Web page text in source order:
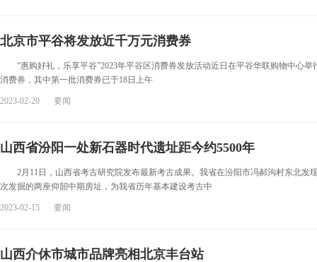
北京市平谷将发放近千万元消费券
“惠购好礼，乐享平谷”2023年平谷区消费券发放活动近日在平谷华联购物中心举
消费券，其中第一批消费券已于18日上午
2023-02-20 要闻
山西省汾阳一处新石器时代遗址距今约5500年
2月11日，山西省考古研究院发布最新考古成果。我省在汾阳市冯郝沟村东北发
次发掘的两座仰韶中期房址，为我省历年基本建设考古中
2023-02-15 要闻
山西介休市城市品牌亮相北京丰台站